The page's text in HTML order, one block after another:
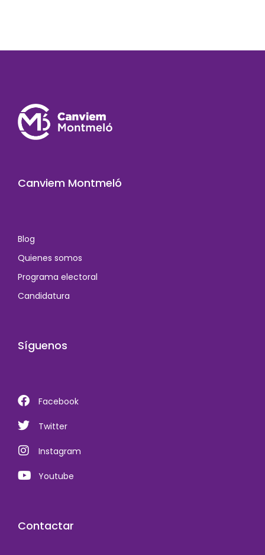
Canviem Montmeló
Blog
Quienes somos
Programa electoral
Candidatura
Síguenos
Facebook
Twitter
Instagram
Youtube
Contactar